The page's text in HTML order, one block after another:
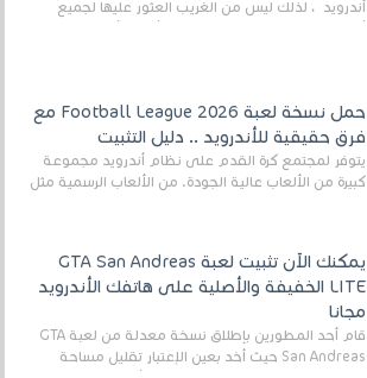
أندرويد ، لذلك ليس من الغريب العثور عليها لجميع
حمل نسخة لعبة Football League 2026 مع
فرق حقيقية للأندرويد .. دليل التثبيت
يتوفر لمجتمع كرة القدم على نظام أندرويد مجموعة
كبيرة من الألعاب عالية الجودة. من الألعاب الرسمية مثل
يمكنك الآن تثبيت لعبة GTA San Andreas
LITE الخفيفة والأصلية على هاتفك الأندرويد
مجانا
قام أحد المطورين بإطلاق نسخة معدلة من لعبة GTA
San Andreas حيث أخد بعين الإعتبار تقليل مساحة